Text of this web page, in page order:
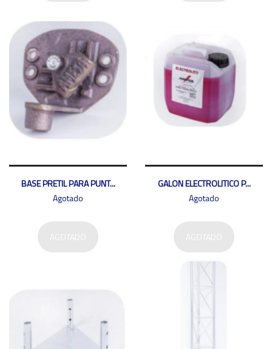
BASE PRETIL PARA PUNT...
Agotado
GALON ELECTROLITICO P...
Agotado